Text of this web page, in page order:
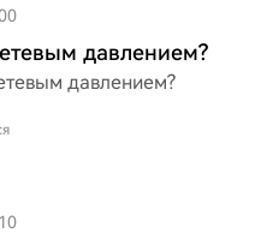
давлением?
давлением?